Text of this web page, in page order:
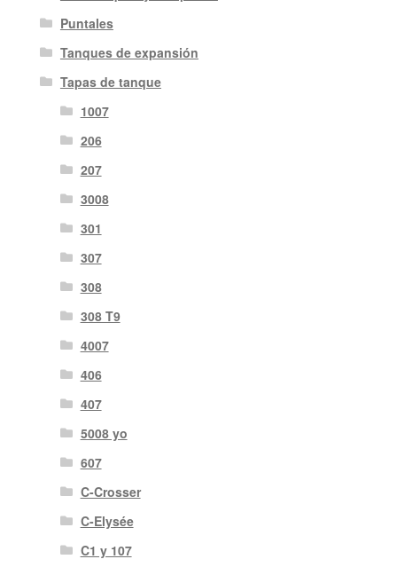
Puntales
Tanques de expansión
Tapas de tanque
1007
206
207
3008
301
307
308
308 T9
4007
406
407
5008 yo
607
C-Crosser
C-Elysée
C1 y 107